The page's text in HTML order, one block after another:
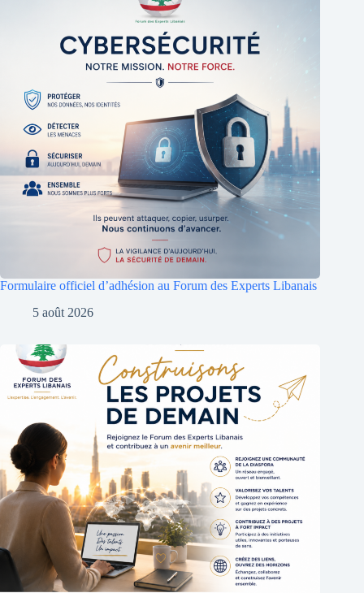
Formulaire officiel d’adhésion au Forum des Experts Libanais
5 août 2026